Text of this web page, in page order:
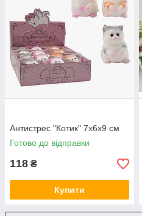
Антистрес "Котик" 7х6х9 см
Готово до відправки
118 ₴
Купити